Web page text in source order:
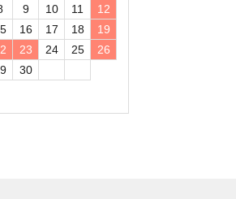
9 10 11
12
16 17 18
19
23 24 25
26
30